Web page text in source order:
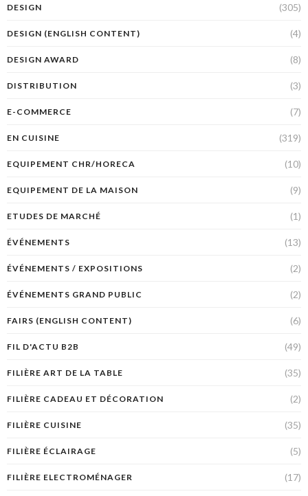
DESIGN (305)
DESIGN (ENGLISH CONTENT) (4)
DESIGN AWARD (8)
DISTRIBUTION (3)
E-COMMERCE (7)
EN CUISINE (319)
EQUIPEMENT CHR/HORECA (10)
EQUIPEMENT DE LA MAISON (9)
ETUDES DE MARCHÉ (1)
ÉVÉNEMENTS (13)
ÉVÉNEMENTS / EXPOSITIONS (2)
ÉVÉNEMENTS GRAND PUBLIC (2)
FAIRS (ENGLISH CONTENT) (6)
FIL D'ACTU B2B (49)
FILIÈRE ART DE LA TABLE (35)
FILIÈRE CADEAU ET DÉCORATION (2)
FILIÈRE CUISINE (35)
FILIÈRE ÉCLAIRAGE (5)
FILIÈRE ELECTROMÉNAGER (17)